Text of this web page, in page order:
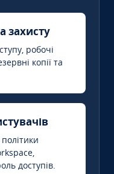
захисту
робочі
копії та
доступів.